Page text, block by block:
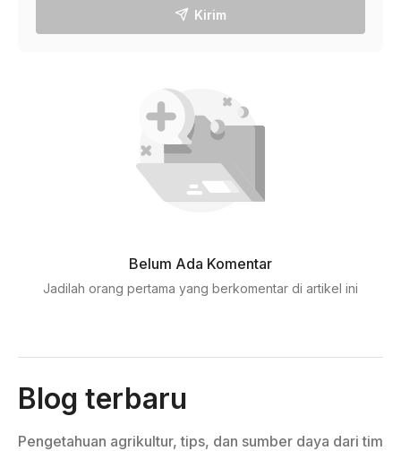
Kirim
Belum Ada Komentar
Jadilah orang pertama yang berkomentar di artikel ini
Blog terbaru
Pengetahuan agrikultur, tips, dan sumber daya dari tim